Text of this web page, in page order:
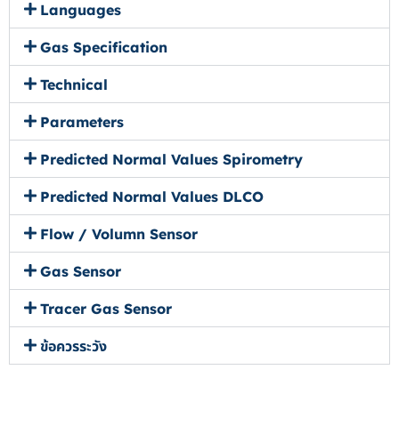
Languages
Gas Specification
Technical
Parameters
Predicted Normal Values Spirometry
Predicted Normal Values DLCO
Flow / Volumn Sensor
Gas Sensor
Tracer Gas Sensor
ข้อควรระวัง